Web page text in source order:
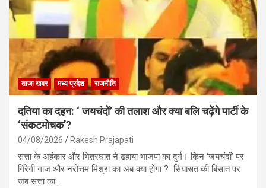
ताजा खबर मध्य प्रदेश राजनीति
दतिया का दहन: ‘ जयचंदों’ की तलाश और क्या बलि चढ़ेंगे पार्टी के
‘संकटमोचक’?
04/08/2026 Rakesh Prajapati
सत्ता के अहंकार और भितरघात ने ढहाया भाजपा का दुर्ग। किन ‘जयचंदों’ पर
गिरेगी गाज और नरोत्तम मिश्रा का अब क्या होगा ? सियासत की बिसात पर
जब सत्ता का…